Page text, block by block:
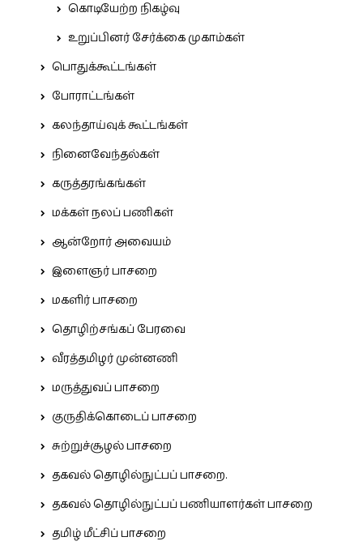
கொடியேற்ற நிகழ்வு
உறுப்பினர் சேர்க்கை முகாம்கள்
பொதுக்கூட்டங்கள்
போராட்டங்கள்
கலந்தாய்வுக் கூட்டங்கள்
நினைவேந்தல்கள்
கருத்தரங்கங்கள்
மக்கள் நலப் பணிகள்
ஆன்றோர் அவையம்
இளைஞர் பாசறை
மகளிர் பாசறை
தொழிற்சங்கப் பேரவை
வீரத்தமிழர் முன்னணி
மருத்துவப் பாசறை
குருதிக்கொடைப் பாசறை
சுற்றுச்சூழல் பாசறை
தகவல் தொழில்நுட்பப் பாசறை.
தகவல் தொழில்நுட்பப் பணியாளர்கள் பாசறை
தமிழ் மீட்சிப் பாசறை